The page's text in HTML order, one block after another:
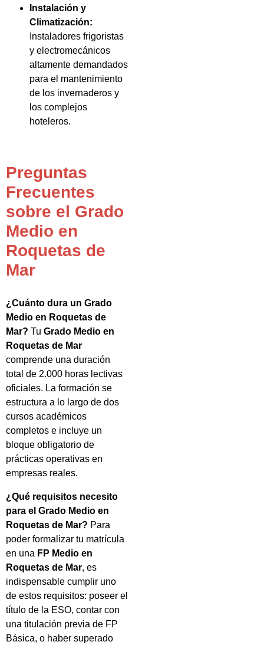
Instalación y
Climatización:
Instaladores frigoristas
y electromecánicos
altamente demandados
para el mantenimiento
de los invernaderos y
los complejos
hoteleros.
Preguntas
Frecuentes
sobre el Grado
Medio en
Roquetas de
Mar
¿Cuánto dura un Grado
Medio en Roquetas de
Mar? Tu Grado Medio en
Roquetas de Mar
comprende una duración
total de 2.000 horas lectivas
oficiales. La formación se
estructura a lo largo de dos
cursos académicos
completos e incluye un
bloque obligatorio de
prácticas operativas en
empresas reales.
¿Qué requisitos necesito
para el Grado Medio en
Roquetas de Mar? Para
poder formalizar tu matrícula
en una FP Medio en
Roquetas de Mar, es
indispensable cumplir uno
de estos requisitos: poseer el
título de la ESO, contar con
una titulación previa de FP
Básica, o haber superado